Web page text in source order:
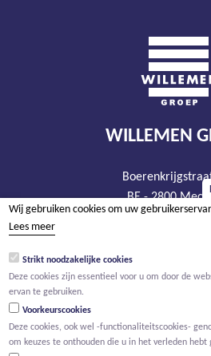
WILLEMEN
BE - 2800
tel +32 15 569
BTW BE
Wij gebruiken cookies om uw
Lees meer
Strikt noodzakelijke cookies
Deze cookies zijn essentieel voor u om door de
ervan te gebruiken.
Voorkeurscookies
Deze cookies, ook wel -functionaliteitscookies-
om keuzes te onthouden die u in het verleden hebt